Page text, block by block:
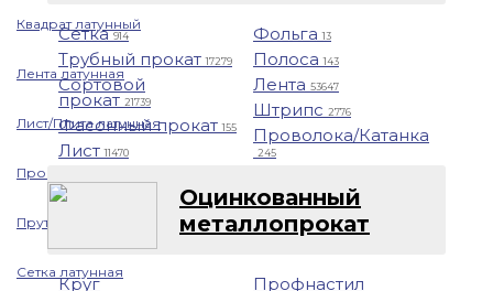
Квадрат латунный
Лента латунная
Лист/Плита латунная
Проволока латунная
Пруток латунный
Сетка латунная
Сетка914
Трубный прокат17279
Сортовой
прокат 21739
Фасонный прокат155
Лист11470
Фольга13
Полоса143
Лента 53647
Штрипс 2776
Проволока/Катанка
245
Оцинкованный
металлопрокат
Круг Профнастил